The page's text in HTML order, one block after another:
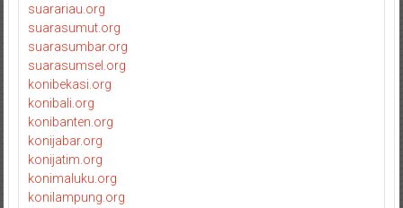
suarariau.org
suarasumut.org
suarasumbar.org
suarasumsel.org
konibekasi.org
konibali.org
konibanten.org
konijabar.org
konijatim.org
konimaluku.org
konilampung.org